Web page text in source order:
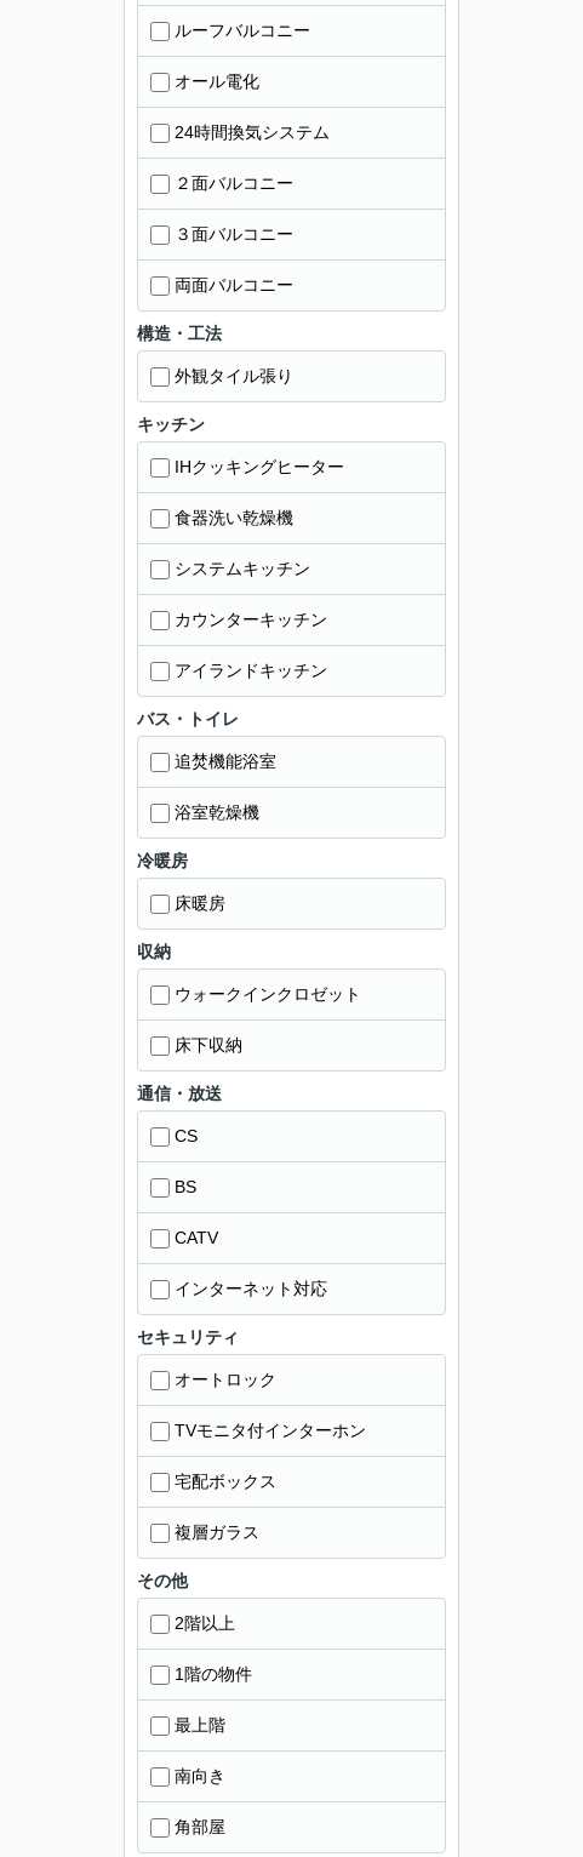
ルーフバルコニー
オール電化
24時間換気システム
２面バルコニー
３面バルコニー
両面バルコニー
構造・工法
外観タイル張り
キッチン
IHクッキングヒーター
食器洗い乾燥機
システムキッチン
カウンターキッチン
アイランドキッチン
バス・トイレ
追焚機能浴室
浴室乾燥機
冷暖房
床暖房
収納
ウォークインクロゼット
床下収納
通信・放送
CS
BS
CATV
インターネット対応
セキュリティ
オートロック
TVモニタ付インターホン
宅配ボックス
複層ガラス
その他
2階以上
1階の物件
最上階
南向き
角部屋